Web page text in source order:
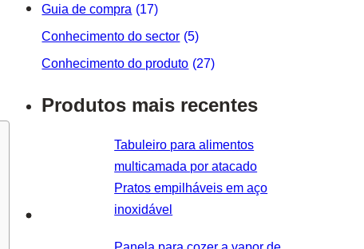
Guia de compra (17)
Conhecimento do sector (5)
Conhecimento do produto (27)
Produtos mais recentes
Tabuleiro para alimentos
multicamada por atacado
Pratos empilháveis em aço
inoxidável